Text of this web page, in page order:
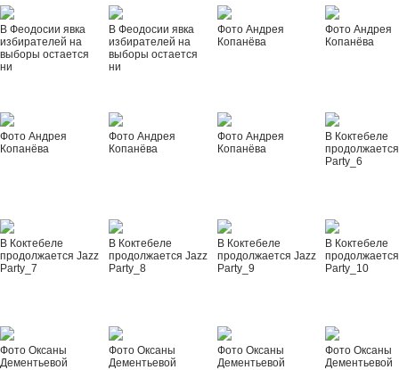
В Феодосии явка
избирателей на
выборы остается
ни
В Феодосии явка
избирателей на
выборы остается
ни
Фото Андрея
Копанёва
Фото Андрея
Копанёва
Фото Андрея
Копанёва
Фото Андрея
Копанёва
Фото Андрея
Копанёва
В Коктебеле
Party_6
В Коктебеле
продолжается Jazz
Party_7
В Коктебеле
продолжается Jazz
Party_8
В Коктебеле
продолжается Jazz
Party_9
В Коктебеле
Party_10
Фото Оксаны
Дементьевой
Фото Оксаны
Дементьевой
Фото Оксаны
Дементьевой
Фото Оксаны
Дементьевой